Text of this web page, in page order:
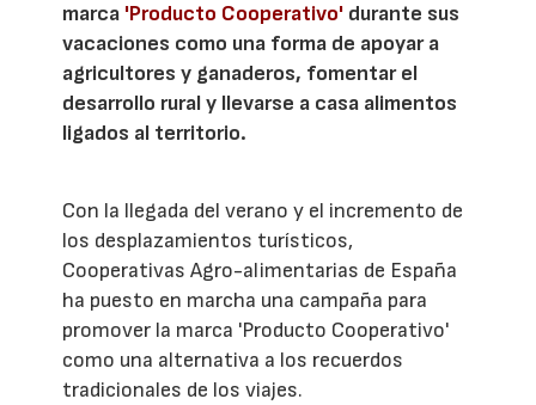
marca 'Producto Cooperativo' durante sus
vacaciones como una forma de apoyar a
agricultores y ganaderos, fomentar el
desarrollo rural y llevarse a casa alimentos
ligados al territorio.
Con la llegada del verano y el incremento de
los desplazamientos turísticos,
Cooperativas Agro-alimentarias de España
ha puesto en marcha una campaña para
promover la marca 'Producto Cooperativo'
como una alternativa a los recuerdos
tradicionales de los viajes.